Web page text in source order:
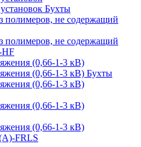
Бухты
полимеров, не содержащий
полимеров, не содержащий
HF
(0,66-1-3 кВ)
(0,66-1-3 кВ) Бухты
(0,66-1-3 кВ)
(0,66-1-3 кВ)
(0,66-1-3 кВ)
FRLS